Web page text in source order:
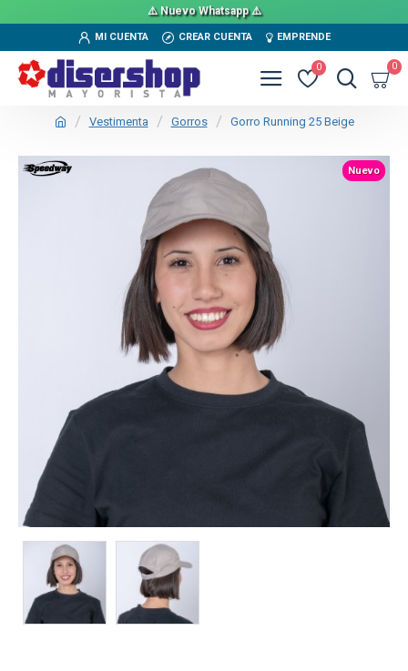
⚠️ Nuevo Whatsapp ⚠️
MI CUENTA CREAR CUENTA EMPRENDE
0 0
Vestimenta Gorros Gorro Running 25 Beige
Nuevo
TEXTTRANSPARENTE